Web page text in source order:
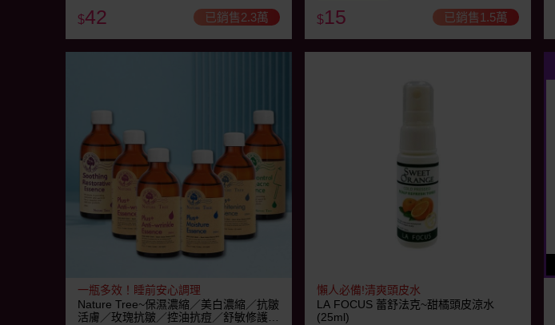
$42 已銷售2.3萬 $15 已銷售1.5萬
一瓶多效！睡前安心調理
Nature Tree~保濕濃縮／美白濃縮／抗皺
活膚／玫瑰抗皺／控油抗痘／舒敏修護
懶人必備!清爽頭皮水
LA FOCUS 蕾舒法克~甜橘頭皮涼水
(25ml)